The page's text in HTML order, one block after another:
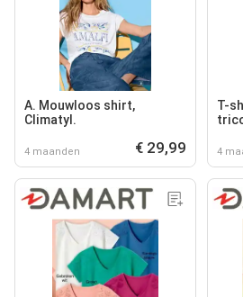
A. Mouwloos shirt,
Climatyl.
4 maanden € 29,99
T-
4